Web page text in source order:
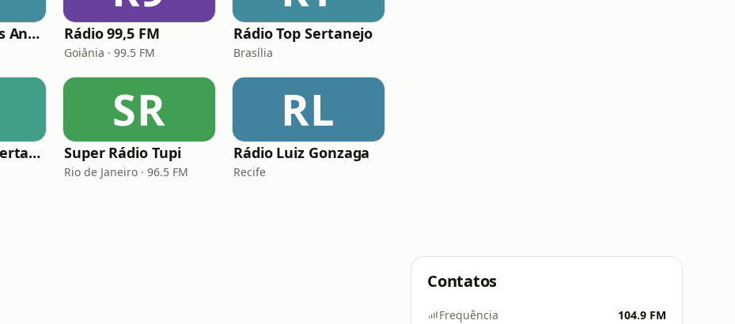
Rádio Clube das Antigas Floripa Rádio 99,5 FM
Goiânia · 99.5 FM
Rádio Top Sertanejo
Brasília
Rádio Buteco Sertanejo
SR
Super Rádio Tupi
Rio de Janeiro · 96.5 FM
RL
Rádio Luiz Gonzaga
Recife
Contatos
Frequência 104.9 FM